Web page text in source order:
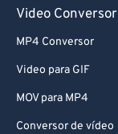
Video Conversor
MP4 Conversor
Video para GIF
MOV para MP4
Conversor de vídeo